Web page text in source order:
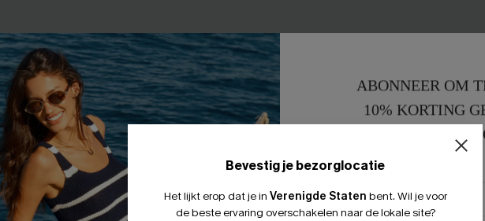
Bevestig je bezorglocatie
Het lijkt erop dat je in Verenigde Staten bent. Wil je voor
de beste ervaring overschakelen naar de lokale site?
ABONNEER OM
10% KORTING
15% KORTING